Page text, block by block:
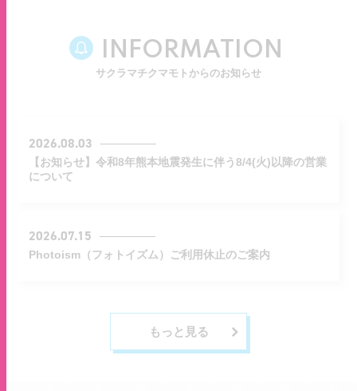
INFORMATION
サクラマチクマモトからのお知らせ
2026.08.03
【お知らせ】令和8年熊本地震発生に伴う8/4(火)以降の営業
について
2026.07.15
Photoism（フォトイズム）ご利用休止のご案内
もっと見る